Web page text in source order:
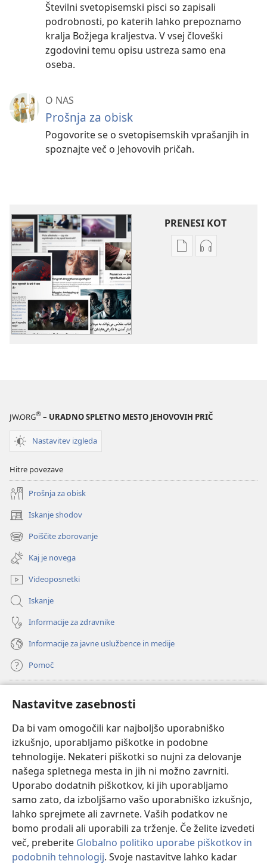
Nastavitve zasebnosti
Da bi vam omogočili kar najboljšo uporabniško
izkušnjo, uporabljamo piškotke in podobne
tehnologije. Nekateri piškotki so nujni za delovanje
našega spletnega mesta in jih ni možno zavrniti.
Uporabo dodatnih piškotkov, ki jih uporabljamo
samo zato, da izboljšamo vašo uporabniško izkušnjo,
lahko sprejmete ali zavrnete. Vaših podatkov ne
bomo prodali ali uporabili za trženje. Če želite izvedeti
več, preberite Globalno politiko uporabe piškotkov in
podobnih tehnologij. Svoje nastavitve lahko kadar
Številni svetopisemski pisci so zapisali
podrobnosti, po katerih lahko prepoznamo
kralja Božjega kraljestva. V vsej človeški
zgodovini temu opisu ustreza samo ena
oseba.
O NAS
Prošnja za obisk
Pogovorite se o svetopisemskih vprašanjih in
spoznajte več o Jehovovih pričah.
PRENESI KOT
MožnostiMožnosti
JW.ORG® – URADNO SPLETNO MESTO JEHOVOVIH PRIČ
Nastavitev izgleda
Hitre povezave
Prošnja za obisk
Iskanje shodov
(odpre
novo
okno)
Poiščite zborovanje
(odpre
novo
okno)
Kaj je novega
Videoposnetki
Iskanje
Informacije za zdravnike
Informacije za javne uslužbence in medije
Pomoč
(odpre
novo
okno) Watchtowerjeva SPLETNA KNJIŽNICA™
(odpre
novo
okno) JW Hub
(odpre
novo
okno)JW Library
Watchtower Library